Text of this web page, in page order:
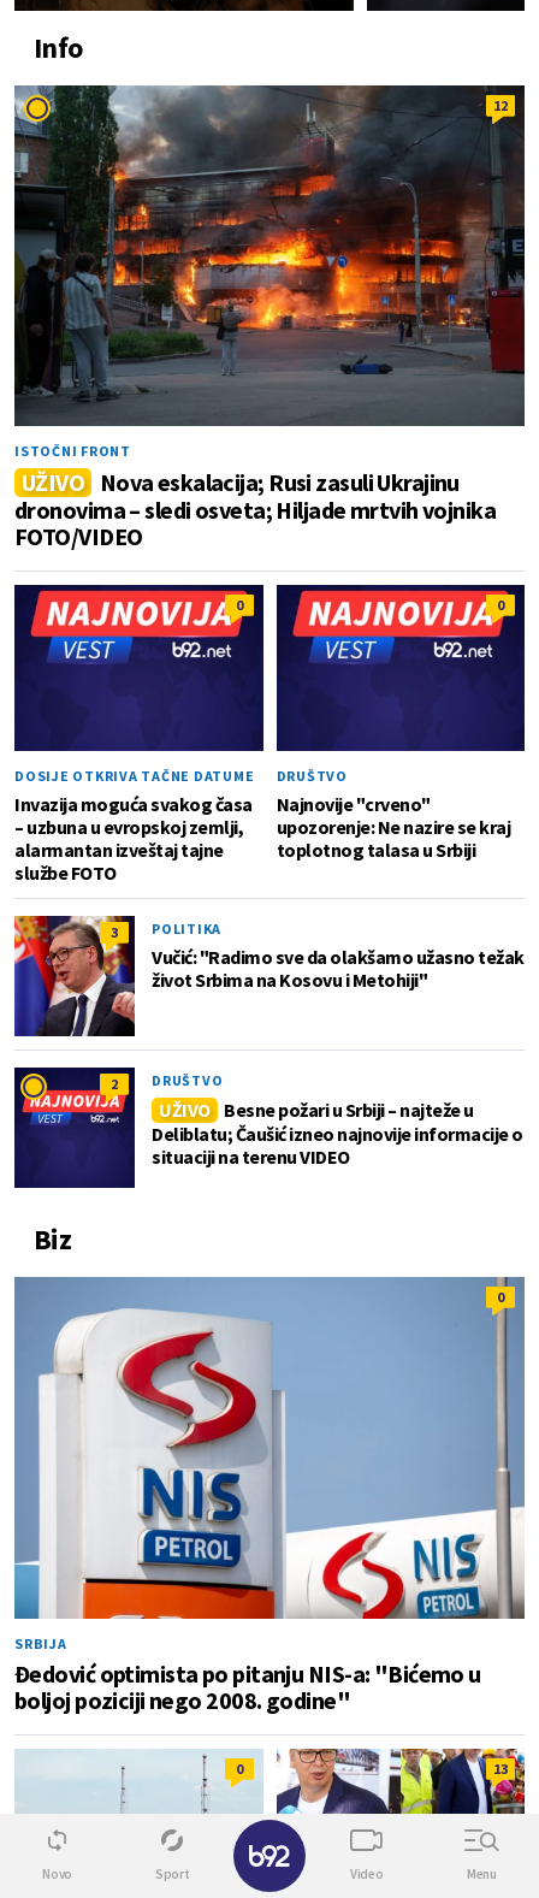
Info
12
ISTOČNI FRONT
UŽIVO Nova eskalacija; Rusi zasuli Ukrajinu
dronovima – sledi osveta; Hiljade mrtvih vojnika
FOTO/VIDEO
0
DOSIJE OTKRIVA TAČNE DATUME
Invazija moguća svakog časa
– uzbuna u evropskoj zemlji,
alarmantan izveštaj tajne
službe FOTO
0
DRUŠTVO
Najnovije "crveno"
upozorenje: Ne nazire se kraj
toplotnog talasa u Srbiji
3 POLITIKA
Vučić: "Radimo sve da olakšamo užasno težak
život Srbima na Kosovu i Metohiji"
2 DRUŠTVO
UŽIVO
Besne požari u Srbiji – najteže u
Deliblatu; Čaušić izneo najnovije informacije o
situaciji na terenu VIDEO
Biz
0
SRBIJA
Đedović optimista po pitanju NIS-a: "Bićemo u
boljoj poziciji nego 2008. godine"
0 13
Novo Sport Video Menu
✕